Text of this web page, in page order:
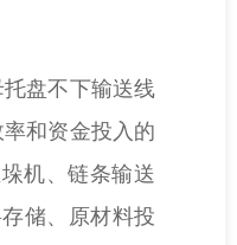
盘不下输送线
和资金投入的
机、链条输送
储、原材料投